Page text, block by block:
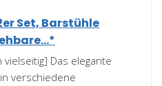
Set, Barstühle
Das elegante
verschiedene